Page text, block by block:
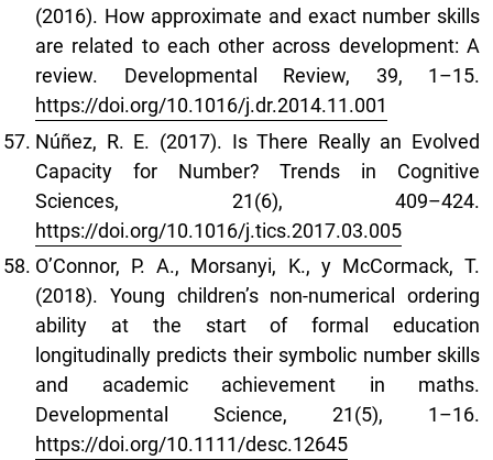
(2016). How approximate and exact number skills
are related to each other across development: A
review. Developmental Review, 39, 1–15.
https://doi.org/10.1016/j.dr.2014.11.001
Núñez, R. E. (2017). Is There Really an Evolved
Capacity for Number? Trends in Cognitive
Sciences, 21(6), 409–424.
https://doi.org/10.1016/j.tics.2017.03.005
O’Connor, P. A., Morsanyi, K., y McCormack, T.
(2018). Young children’s non-numerical ordering
ability at the start of formal education
longitudinally predicts their symbolic number skills
and academic achievement in maths.
Developmental Science, 21(5), 1–16.
https://doi.org/10.1111/desc.12645